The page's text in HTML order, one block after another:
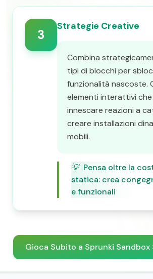
3
Strategie Creative
Combina
tipi di blocchi per
funzionalità nascoste.
elementi interattivi
innescare reazioni a
creare installazioni
mobili.
💡 Pensa oltre la
statica: crea
e funzionali
Gioca Subito a Sprunki Sandbox